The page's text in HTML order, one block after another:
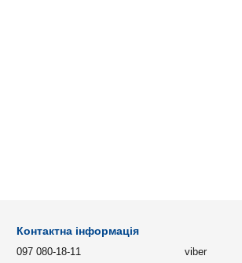
Контактна інформація
097 080-18-11 viber